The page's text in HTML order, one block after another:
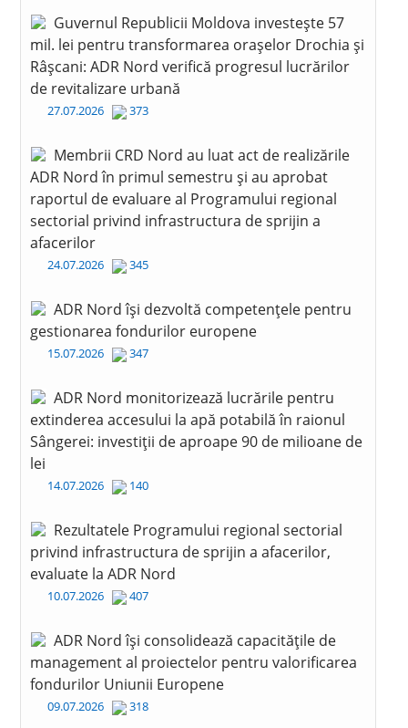
Guvernul Republicii Moldova investește 57
mil. lei pentru transformarea orașelor Drochia și
Râșcani: ADR Nord verifică progresul lucrărilor
de revitalizare urbană
27.07.2026 373
Membrii CRD Nord au luat act de realizările
ADR Nord în primul semestru și au aprobat
raportul de evaluare al Programului regional
sectorial privind infrastructura de sprijin a
afacerilor
24.07.2026 345
ADR Nord își dezvoltă competențele pentru
gestionarea fondurilor europene
15.07.2026 347
ADR Nord monitorizează lucrările pentru
extinderea accesului la apă potabilă în raionul
Sângerei: investiții de aproape 90 de milioane de
lei
14.07.2026 140
Rezultatele Programului regional sectorial
privind infrastructura de sprijin a afacerilor,
evaluate la ADR Nord
10.07.2026 407
ADR Nord își consolidează capacitățile de
management al proiectelor pentru valorificarea
fondurilor Uniunii Europene
09.07.2026 318